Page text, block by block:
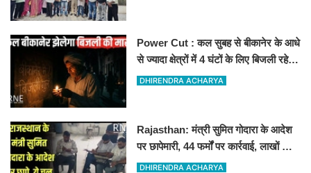
Power Cut : कल सुबह से बीकानेर के आधे
से ज्यादा क्षेत्रों में 4 घंटों के लिए बिजली रहेगी
गुल
DHIRENDRA ACHARYA
Rajasthan: मंत्री सुमित गोदारा के आदेश
पर छापेमारी, 44 फर्मों पर कार्रवाई, लाखों का
जुर्माना
DHIRENDRA ACHARYA